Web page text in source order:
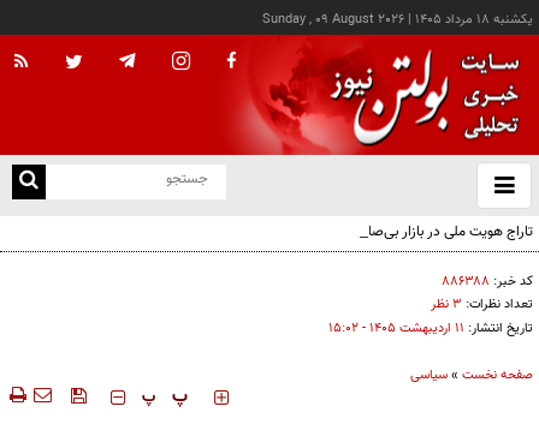
يکشنبه ۱۸ مرداد ۱۴۰۵ |
Sunday , 09 August 2026
باز
و
تاراج هویت ملی در بازار بی‌صاحب پوشاک؛ مسئولان نظارت کجا خوابیده‌اند؟ / زیر سایه جنگ،
جامعه در حال بی‌حیا شدن است
کد خبر: ۸۸۶۳۸۸
تعداد نظرات: ۳ نظر
تاریخ انتشار: ۱۱ ارديبهشت ۱۴۰۵ - ۱۵:۰۲
صفحه نخست »سیاسی
‍‍‍ پ پ